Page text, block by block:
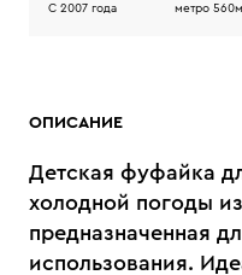
C 2007 года
метро 560м
ОПИСАНИЕ
Детская фуфайка
холодной погоды
предназначенная
использования.